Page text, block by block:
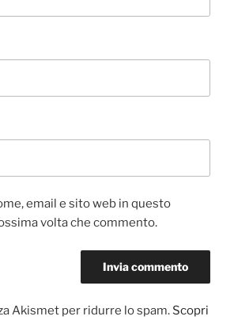
email e sito web in questo
volta che commento.
Akismet per ridurre lo spam. Scopri